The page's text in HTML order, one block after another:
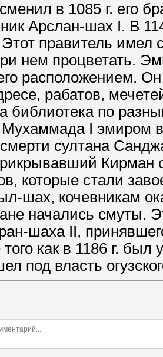
в 1085 г. его
Арслан-шах I. В
правитель имел
нем процветать.
расположением.
рабатов,
библиотека по
I эмиром в
султана
Кирман
которые стали
шах, кочевникам
начались смуты.
шаха II,
того как в 1186 г.
под власть